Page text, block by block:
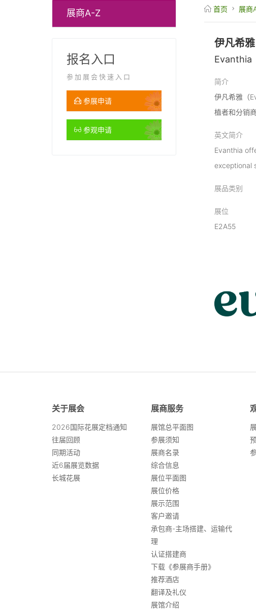
首页 展商
伊凡希雅
Evanthia
简介
伊凡希雅（
植者和分销
英文简介
Evanthia
exceptional
展品类别
展位
E2A55
展商A-Z
报名入口
参加展会快速入口
参展申请
参观申请
关于展会
2026国际花展定档通知
往届回顾
同期活动
近6届展览数据
长城花展
展商服务
展馆总平面图
参展须知
展商名录
综合信息
展位平面图
展位价格
展示范围
客户邀请
承包商-主场搭建、运输代
理
认证搭建商
下载《参展商手册》
推荐酒店
翻译及礼仪
展馆介绍